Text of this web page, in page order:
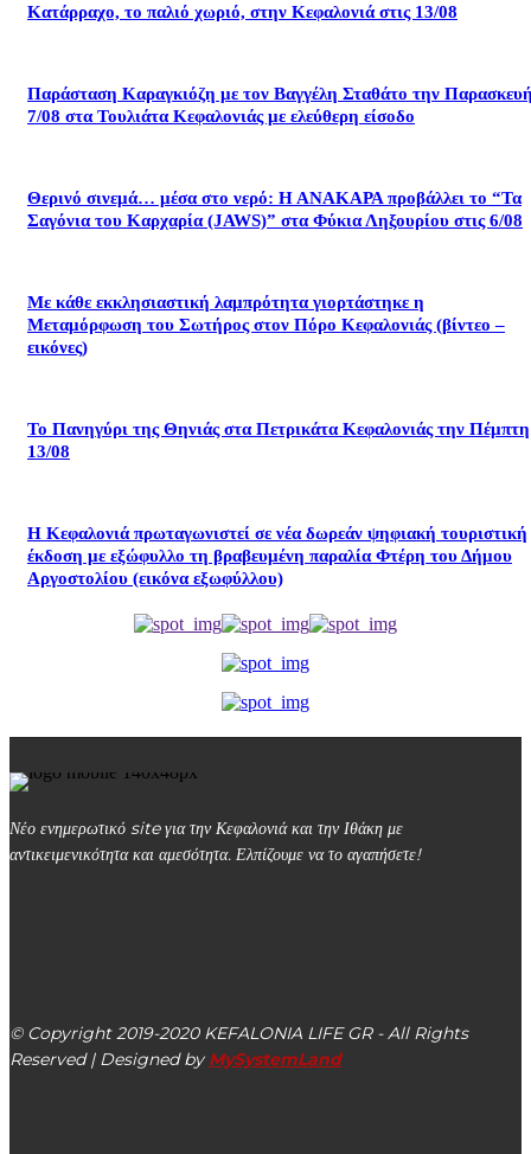
Κατάρραχο, το παλιό χωριό, στην Κεφαλονιά στις 13/08
Παράσταση Καραγκιόζη με τον Βαγγέλη Σταθάτο την
7/08 στα Τουλιάτα Κεφαλονιάς με ελεύθερη είσοδο
Θερινό σινεμά… μέσα στο νερό: Η ΑΝΑΚΑΡΑ προβάλλει το “Τα
Σαγόνια του Καρχαρία (JAWS)” στα Φύκια Ληξουρίου στις 6/08
Με κάθε εκκλησιαστική λαμπρότητα γιορτάστηκε η
Μεταμόρφωση του Σωτήρος στον Πόρο Κεφαλονιάς (βίντεο –
εικόνες)
Το Πανηγύρι της Θηνιάς στα Πετρικάτα Κεφαλονιάς την Πέμπτη
13/08
Η Κεφαλονιά πρωταγωνιστεί σε νέα δωρεάν ψηφιακή τουριστική
έκδοση με εξώφυλλο τη βραβευμένη παραλία Φτέρη του Δήμου
Αργοστολίου (εικόνα εξωφύλλου)
Νέο ενημερωτικό site για την Κεφαλονιά και την Ιθάκη με
αντικειμενικότητα και αμεσότητα. Ελπίζουμε να το αγαπήσετε!
© Copyright 2019-2020 KEFALONIA LIFE GR - All Rights
Reserved | Designed by MySystemLand